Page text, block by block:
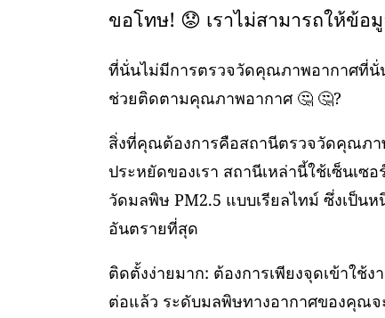
ขอโทษ! 😟 เราไม่สามารถให้ข้
ที่นั่นไม่มีการตรวจวัดคุณภาพอากาศที่นั่
ช่วยติดตามคุณภาพอากาศ 🤔 🤔?
สิ่งที่คุณต้องการคือสถานีตรวจวัดคุณภา
ประหยัดของเรา สถานีเหล่านี้ใช้เซ็นเซอ
วัดมลพิษ PM2.5 แบบเรียลไทม์ ซึ่งเป็น
อันตรายที่สุด
ติดตั้งง่ายมาก: ต้องการเพียงจุดเข้าใช้ง
ต่อแล้ว ระดับมลพิษทางอากาศของคุณจ